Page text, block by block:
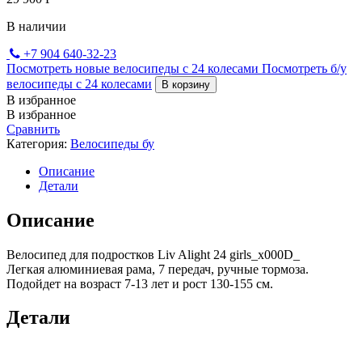
В наличии
+7 904 640-32-23
Посмотреть новые велосипеды с 24 колесами Посмотреть б/у
велосипеды с 24 колесами
В корзину
В избранное
В избранное
Сравнить
Категория: Велосипеды бу
Описание
Детали
Описание
Велосипед для подростков Liv Alight 24 girls_x000D_
Легкая алюминиевая рама, 7 передач, ручные тормоза.
Подойдет на возраст 7-13 лет и рост 130-155 см.
Детали